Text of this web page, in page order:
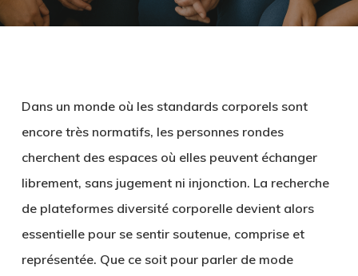
Dans un monde où les standards corporels sont
encore très normatifs, les personnes rondes
cherchent des espaces où elles peuvent échanger
librement, sans jugement ni injonction. La recherche
de plateformes diversité corporelle devient alors
essentielle pour se sentir soutenue, comprise et
représentée. Que ce soit pour parler de mode